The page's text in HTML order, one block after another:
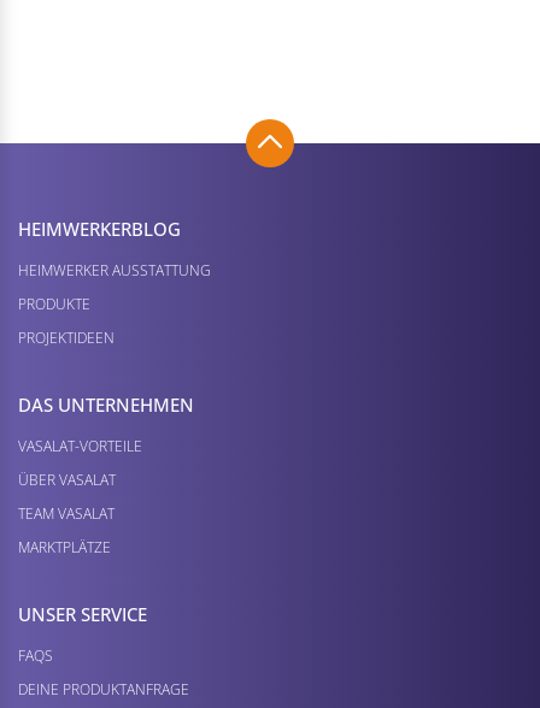
HEIMWERKER­BLOG
HEIMWERKER AUSSTATTUNG
PRODUKTE
PROJEKTIDEEN
DAS UNTERNEHMEN
VASALAT-VORTEILE
ÜBER VASALAT
TEAM VASALAT
MARKTPLÄTZE
UNSER SERVICE
FAQS
DEINE PRODUKTANFRAGE